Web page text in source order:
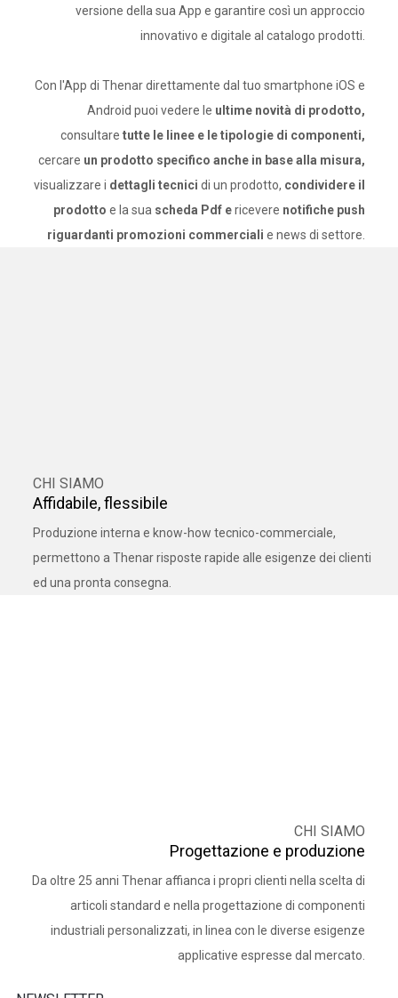
versione della sua App e garantire così un approccio
innovativo e digitale al catalogo prodotti.
Con l'App di Thenar direttamente dal tuo smartphone iOS e
Android puoi vedere le ultime novità di prodotto,
consultaretutte le linee e le tipologie di componenti,
cercare un prodotto specifico anche in base alla misura,
visualizzare i dettagli tecnici di un prodotto, condividere il
prodotto e la sua scheda Pdf ericevere notifiche push
riguardanti promozioni commerciali e news di settore.
CHI SIAMO
Affidabile, flessibile
Produzione interna e know-how tecnico-commerciale,
permettono a Thenar risposte rapide alle esigenze dei clienti
ed una pronta consegna.
CHI SIAMO
Progettazione e produzione
Da oltre 25 anni Thenar affianca i propri clienti nella scelta di
articoli standard e nella progettazione di componenti
industriali personalizzati, in linea con le diverse esigenze
applicative espresse dal mercato.